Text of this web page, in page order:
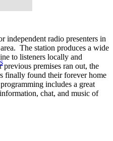
radio presenters in
The station produces a wide
to listeners locally and
premises ran out, the
finally found their forever home
includes a great
chat, and music of